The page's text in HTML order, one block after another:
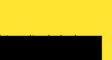
culturais simples –